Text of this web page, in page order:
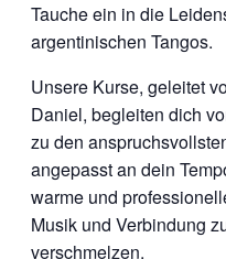
Tauche ein in die
argentinischen Tangos.
Unsere Kurse, geleitet
Daniel, begleiten dich
zu den
angepasst an dein
warme und
Musik und Verbindung
verschmelzen.